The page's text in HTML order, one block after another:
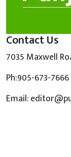
Contact Us
7035 Maxwell
Ph:905-673-7666
Email: